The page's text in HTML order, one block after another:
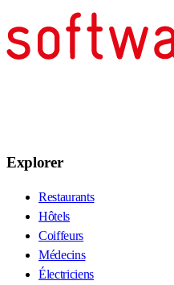
Explorer
Restaurants
Hôtels
Coiffeurs
Médecins
Électriciens